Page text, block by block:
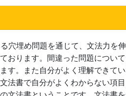
穴埋め問題を通じて、文法力を
おります。間違った問題につい
す。また自分がよく理解できて
法書で自分がよくわからない項